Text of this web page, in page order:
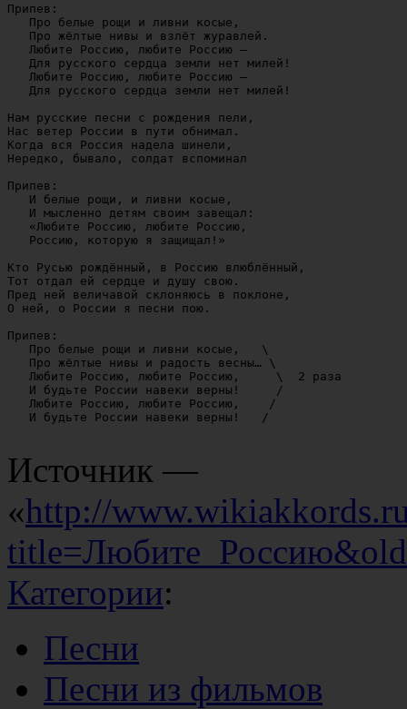
Припев:
   Про белые рощи и ливни косые,
   Про жёлтые нивы и взлёт журавлей.
   Любите Россию, любите Россию —
   Для русского сердца земли нет милей!
   Любите Россию, любите Россию —
   Для русского сердца земли нет милей!
Нам русские песни с рождения пели,
Нас ветер России в пути обнимал.
Когда вся Россия надела шинели,
Нередко, бывало, солдат вспоминал
Припев:
   И белые рощи, и ливни косые,
   И мысленно детям своим завещал:
   «Любите Россию, любите Россию,
   Россию, которую я защищал!»
Кто Русью рождённый, в Россию влюблённый,
Тот отдал ей сердце и душу свою.
Пред ней величавой склоняюсь в поклоне,
О ней, о России я песни пою.
Припев:
   Про белые рощи и ливни косые,   \
   Про жёлтые нивы и радость весны… \
   Любите Россию, любите Россию,     \  2 раза
   И будьте России навеки верны!     /
   Любите Россию, любите Россию,    /
   И будьте России навеки верны!   /
Источник —
«http://
Категории:
Песни
Песни из фильмов